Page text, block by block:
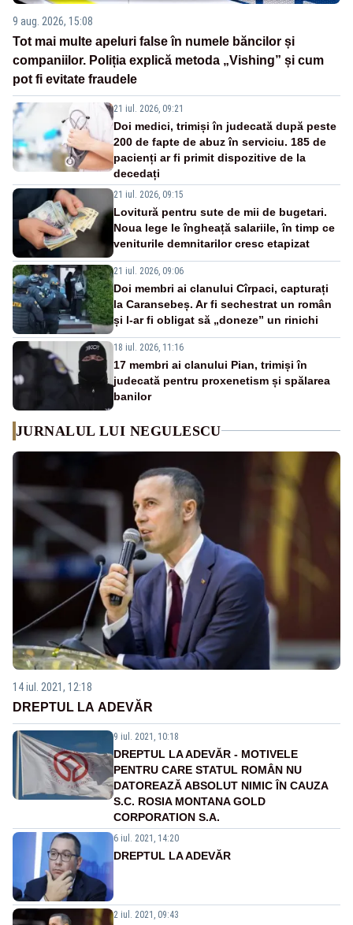
9 aug. 2026, 15:08
Tot mai multe apeluri false în numele băncilor și
companiilor. Poliția explică metoda „Vishing” și cum
pot fi evitate fraudele
21 iul. 2026, 09:21
Doi medici, trimiși în judecată după peste
200 de fapte de abuz în serviciu. 185 de
pacienți ar fi primit dispozitive de la
decedați
21 iul. 2026, 09:15
Lovitură pentru sute de mii de bugetari.
Noua lege le îngheață salariile, în timp ce
veniturile demnitarilor cresc etapizat
21 iul. 2026, 09:06
Doi membri ai clanului Cîrpaci, capturați
la Caransebeș. Ar fi sechestrat un român
și l-ar fi obligat să „doneze” un rinichi
18 iul. 2026, 11:16
17 membri ai clanului Pian, trimiși în
judecată pentru proxenetism și spălarea
banilor
JURNALUL LUI NEGULESCU
14 iul. 2021, 12:18
DREPTUL LA ADEVĂR
9 iul. 2021, 10:18
DREPTUL LA ADEVĂR - MOTIVELE
PENTRU CARE STATUL ROMÂN NU
DATOREAZĂ ABSOLUT NIMIC ÎN CAUZA
S.C. ROSIA MONTANA GOLD
CORPORATION S.A.
6 iul. 2021, 14:20
DREPTUL LA ADEVĂR
2 iul. 2021, 09:43